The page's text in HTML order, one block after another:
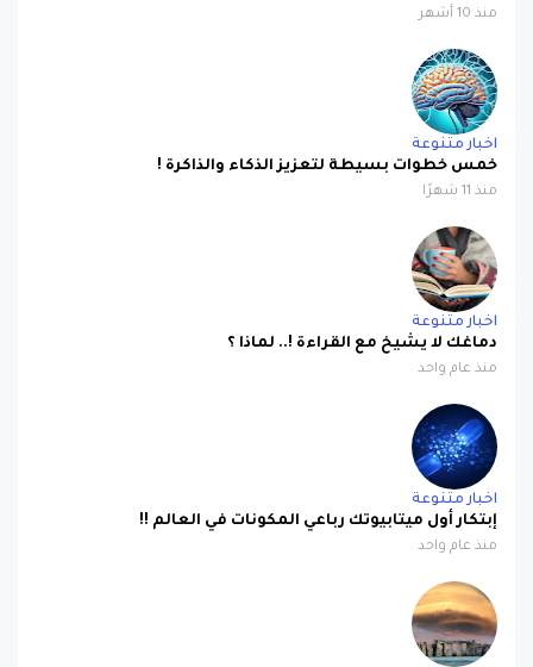
منذ 10 أشهر
اخبار متنوعة
خمس خطوات بسيطة لتعزيز الذكاء والذاكرة !
منذ 11 شهرًا
اخبار متنوعة
دماغك لا يشيخ مع القراءة !.. لماذا ؟
منذ عام واحد
اخبار متنوعة
إبتكار أول ميتابيوتك رباعي المكونات في العالم !!
منذ عام واحد